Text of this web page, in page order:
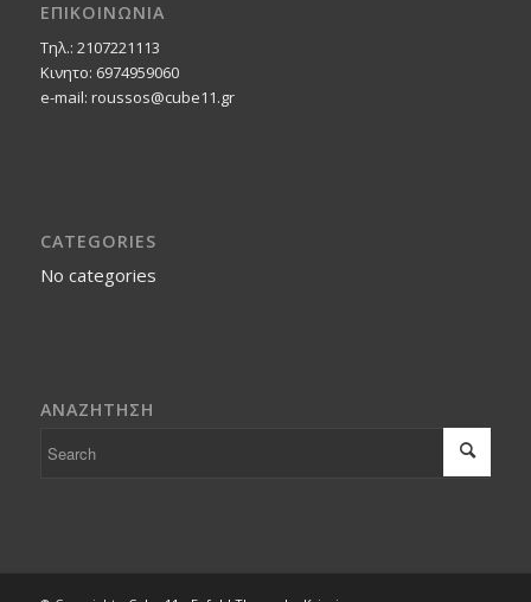
ΕΠΙΚΟΙΝΩΝΙΑ
Τηλ.: 2107221113
Κινητο: 6974959060
e-mail: roussos@cube11.gr
CATEGORIES
No categories
ΑΝΑΖΗΤΗΣΗ